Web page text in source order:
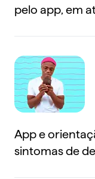
pelo app, em
App e
sintomas de